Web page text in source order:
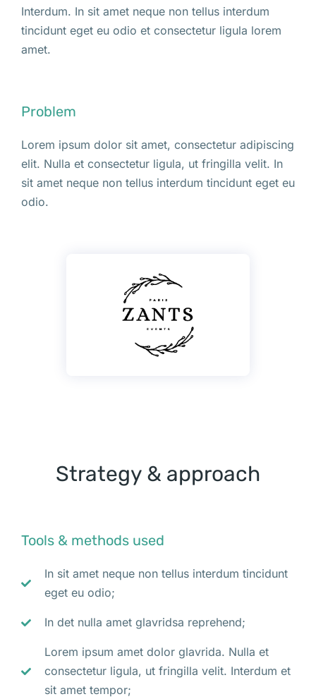
Interdum. In sit amet neque non tellus interdum
tincidunt eget eu odio et consectetur ligula lorem
amet.
Problem
Lorem ipsum dolor sit amet, consectetur adipiscing
elit. Nulla et consectetur ligula, ut fringilla velit. In
sit amet neque non tellus interdum tincidunt eget eu
odio.
Strategy & approach
Tools & methods used
In sit amet neque non tellus interdum tincidunt
eget eu odio;
In det nulla amet glavridsa reprehend;
Lorem ipsum amet dolor glavrida. Nulla et
consectetur ligula, ut fringilla velit. Interdum et
sit amet tempor;